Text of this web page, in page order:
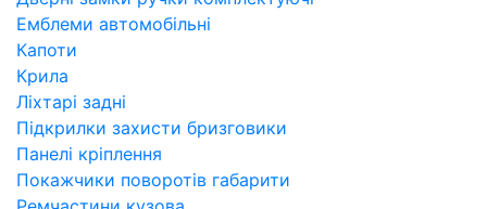
Емблеми автомобільні
Капоти
Крила
Ліхтарі задні
Підкрилки захисти бризговики
Панелі кріплення
Покажчики поворотів габарити